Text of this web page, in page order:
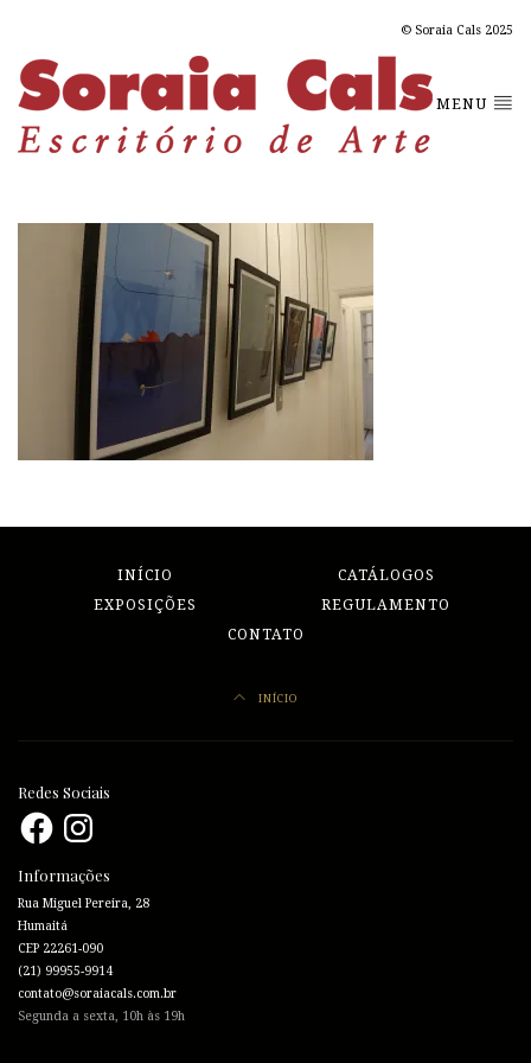
© Soraia Cals 2025
MENU
INÍCIO
CATÁLOGOS
EXPOSIÇÕES
REGULAMENTO
CONTATO
INÍCIO
Redes Sociais
FacebookInstagram
Informações
Rua Miguel Pereira, 28
Humaitá
CEP 22261-090
(21) 99955-9914
contato@soraiacals.com.br
Segunda a sexta, 10h às 19h